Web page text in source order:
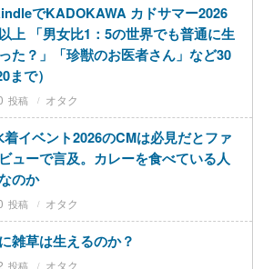
でKADOKAWA カドサマー2026
上 「男女比1：5の世界でも普通に生
た？」「珍獣のお医者さん」など30
まで）
オタク
着イベント2026のCMは必見だとファ
ューで言及。カレーを食べている人
のか
オタク
雑草は生えるのか？
オタク